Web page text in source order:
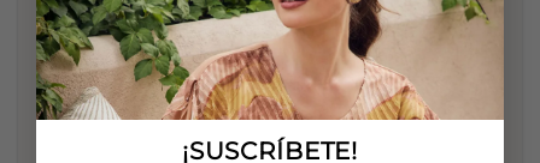
¡SUSCRÍBETE!
PAGA EN LÍNEA DE FORMA 100% SEGURA CON EL RESPALDO
DE PAYU
Paga en efectivo contra entrega en la ciudad de Cali